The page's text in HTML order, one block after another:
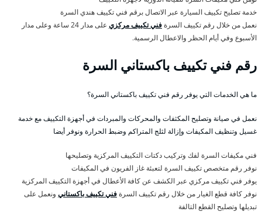
خدمة تصليح تكييف السيارة عبر الاتصال برقم فني تكييف هندي السرة
نعمل من خلال رقم تكييف السرةفني تكييف مركزي
على مدار 24 ساعة وعلى مدار
الأسبوع وفي أيام الحظر والاعطال الرسمية.
رقم فني تكييف باكستاني السرة
ما هي الخدمات التي يوفر رقم فني تكييف باكستاني السرة؟
نعمل في صيانة وتصليح المكثفات والمحركات والمبردات في أجهزة التكييف مع خدمة
غسيل وتنظيف المكيفات وإزالة لثلج المتراكم وضبط الحرارة ونوفر أيضا
فني مكيفات السرة لفك وتركيب دكتات التكييف المركزية وتصليحها
نوفر رقم متخصص تكييف السرة لتعبئة غاز الفريون في المكيفات
يوفر فني تكييف مركزي عبر الكشف عن كافة الأعطال في أجهزة التكييف المركزية
نوفر كافة قطع الغيار من خلال رقم تكييف السرةفني تكييف باكستاني ونعمل على
تبديلها وتصليح القطع التالفة